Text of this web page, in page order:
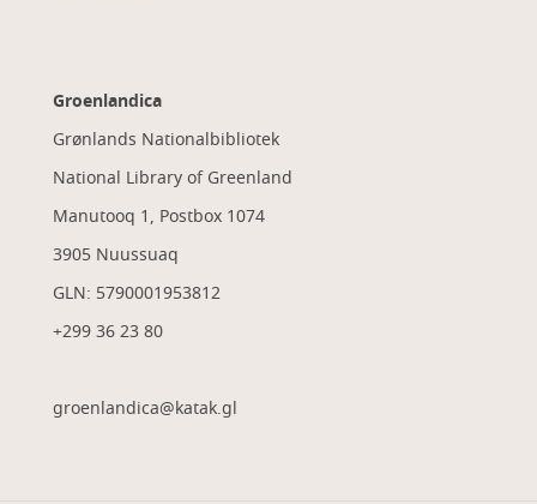
Groenlandica
Grønlands Nationalbibliotek
National Library of Greenland
Manutooq 1, Postbox 1074
3905 Nuussuaq
GLN: 5790001953812
+299 36 23 80
groenlandica@katak.gl